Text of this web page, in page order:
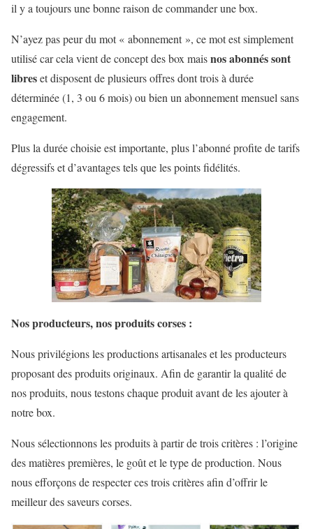
il y a toujours une bonne raison de commander une box.
N’ayez pas peur du mot « abonnement », ce mot est simplement
utilisé car cela vient de concept des box maisnos abonnés sont
libreset disposent de plusieurs offres dont trois à durée
déterminée (1, 3 ou 6 mois) ou bien un abonnement mensuel sans
engagement.
Plus la durée choisie est importante, plus l’abonné profite de tarifs
dégressifs et d’avantages tels que les points fidélités.
Nos producteurs, nos produits corses :
Nous privilégions les productions artisanales et les producteurs
proposant des produits originaux. Afin de garantir la qualité de
nos produits, nous testons chaque produit avant de les ajouter à
notre box.
Nous sélectionnons les produits à partir de trois critères : l’origine
des matières premières, le goût et le type de production. Nous
nous efforçons de respecter ces trois critères afin d’offrir le
meilleur des saveurs corses.